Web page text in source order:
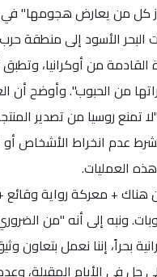
كل من يعارض هجومها" في
البحر الأسود إلى منطقة
من أوكرانيا،
من الحبوب". وأوضح أن
تمنع روسيا من تصدير
عدم انخراط الأشخاص أو
العمليات.
هناك + معركة رواية
ونبه إلى أنه "من
بحراً، إننا نعمل بتعاون
حل في الأيام المقبلة،